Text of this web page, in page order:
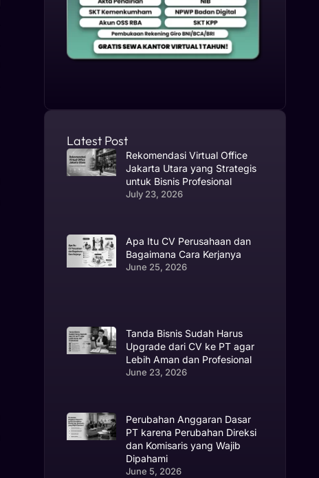
Latest Post
Rekomendasi Virtual Office
Jakarta Utara yang Strategis
untuk Bisnis Profesional
July 23, 2026
Apa Itu CV Perusahaan dan
Bagaimana Cara Kerjanya
June 25, 2026
Tanda Bisnis Sudah Harus
Upgrade dari CV ke PT agar
Lebih Aman dan Profesional
June 23, 2026
Perubahan Anggaran Dasar
PT karena Perubahan Direksi
dan Komisaris yang Wajib
Dipahami
June 5, 2026